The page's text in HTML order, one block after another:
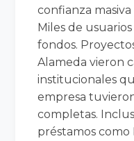
confianza
Miles de
fondos.
Alameda vieron
institucionales
empresa
completas.
préstamos como